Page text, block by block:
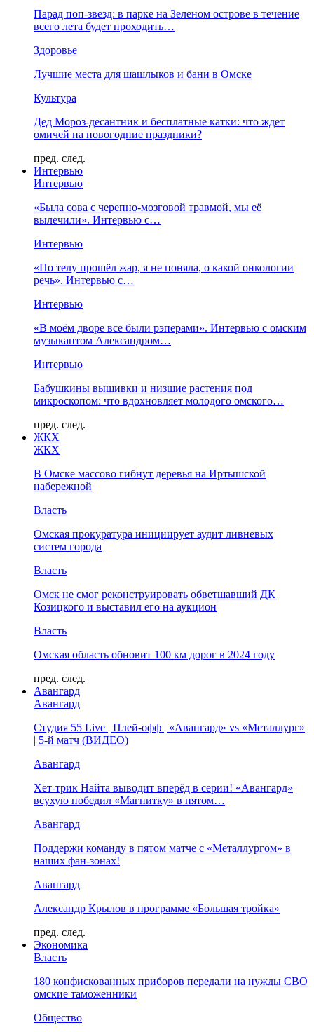
Парад поп-звезд: в парке на Зеленом острове в течение
всего лета будет проходить…
Здоровье
Лучшие места для шашлыков и бани в Омске
Культура
Дед Мороз-десантник и бесплатные катки: что ждет
омичей на новогодние праздники?
пред. след.
Интервью
Интервью
«Была сова с черепно-мозговой травмой, мы её
вылечили». Интервью с…
Интервью
«По телу прошёл жар, я не поняла, о какой онкологии
речь». Интервью с…
Интервью
«В моём дворе все были рэперами». Интервью с омским
музыкантом Александром…
Интервью
Бабушкины вышивки и низшие растения под
микроскопом: что вдохновляет молодого омского…
пред. след.
ЖКХ
ЖКХ
В Омске массово гибнут деревья на Иртышской
набережной
Власть
Омская прокуратура инициирует аудит ливневых
систем города
Власть
Омск не смог реконструировать обветшавший ДК
Козицкого и выставил его на аукцион
Власть
Омская область обновит 100 км дорог в 2024 году
пред. след.
Авангард
Авангард
Студия 55 Live | Плей-офф | «Авангард» vs «Металлург»
| 5-й матч (ВИДЕО)
Авангард
Хет-трик Найта выводит вперёд в серии! «Авангард»
всухую победил «Магнитку» в пятом…
Авангард
Поддержи команду в пятом матче с «Металлургом» в
наших фан-зонах!
Авангард
Александр Крылов в программе «Большая тройка»
пред. след.
Экономика
Власть
180 конфискованных приборов передали на нужды СВО
омские таможенники
Общество